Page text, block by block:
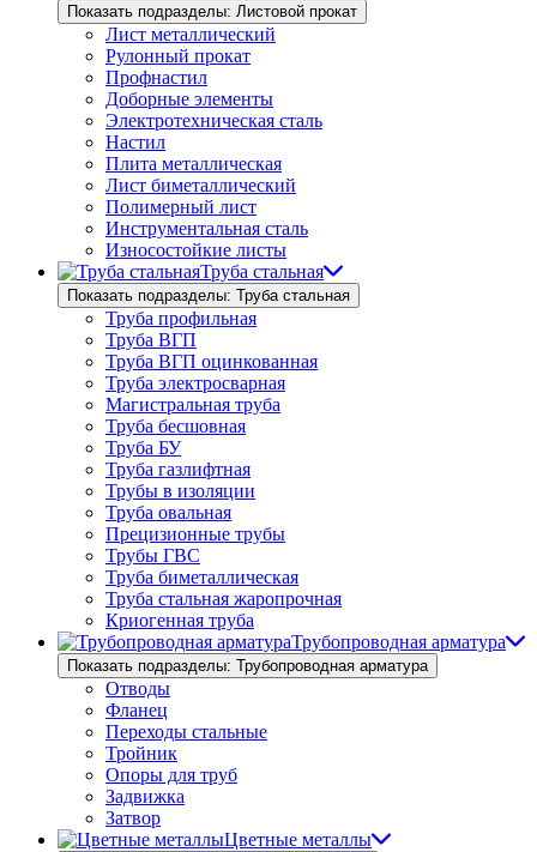
Показать подразделы: Листовой прокат
Лист металлический
Рулонный прокат
Профнастил
Доборные элементы
Электротехническая сталь
Настил
Плита металлическая
Лист биметаллический
Полимерный лист
Инструментальная сталь
Износостойкие листы
Труба стальная
Показать подразделы: Труба стальная
Труба профильная
Труба ВГП
Труба ВГП оцинкованная
Труба электросварная
Магистральная труба
Труба бесшовная
Труба БУ
Труба газлифтная
Трубы в изоляции
Труба овальная
Прецизионные трубы
Трубы ГВС
Труба биметаллическая
Труба стальная жаропрочная
Криогенная труба
Трубопроводная арматура
Показать подразделы: Трубопроводная арматура
Отводы
Фланец
Переходы стальные
Тройник
Опоры для труб
Задвижка
Затвор
Цветные металлы